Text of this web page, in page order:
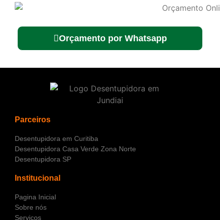
Orçamento por Whatsapp
Parceiros
Desentupidora em Curitiba
Desentupidora Casa Verde Zona Norte
Desentupidora SP
Institucional
Pagina Inicial
Sobre nós
Serviços